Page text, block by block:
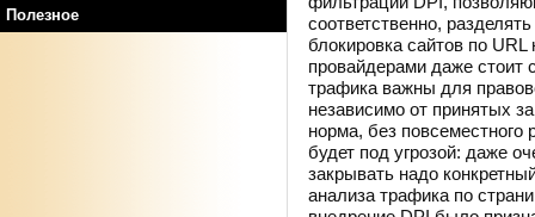
Полезное
соответственно,
блокировка сайтов по
провайдерами даже стоит
трафика важны для
независимо от принятых
норма, без повсеместного
будет под угрозой: даже
закрывать надо
анализа трафика по